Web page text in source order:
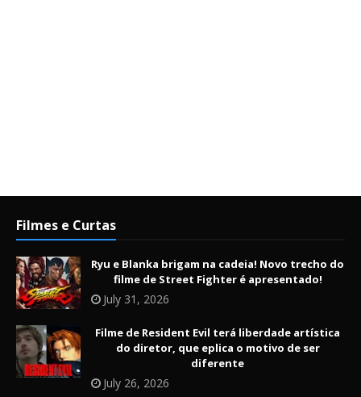
Filmes e Curtas
Ryu e Blanka brigam na cadeia! Novo trecho do
filme de Street Fighter é apresentado!
July 31, 2026
Filme de Resident Evil terá liberdade artística
do diretor, que eplica o motivo de ser
diferente
July 26, 2026